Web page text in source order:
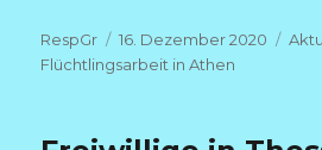
Autor
RespGr
Veröffentlicht
am
16. Dezember 2020
Flüchtlingsarbeit in Athen